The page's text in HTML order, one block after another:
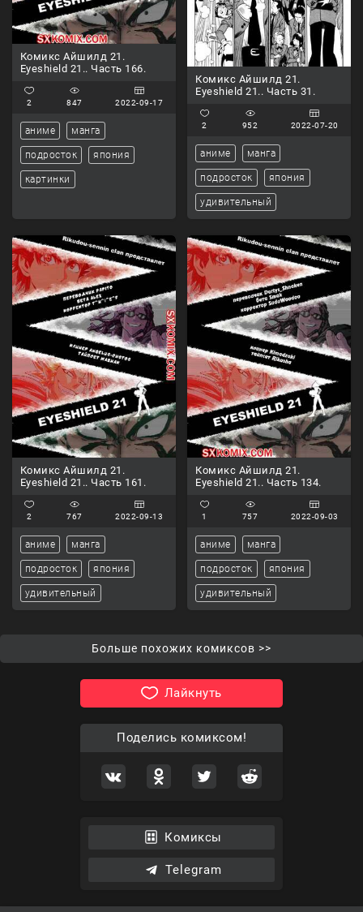
Комикс Айшилд 21.
Eyeshield 21.. Часть 166.
2 847 2022-09-17
аниме манга
подросток япония
картинки
Комикс Айшилд 21.
Eyeshield 21.. Часть 31.
2 952 2022-07-20
аниме манга
подросток япония
удивительный
Комикс Айшилд 21.
Eyeshield 21.. Часть 161.
2 767 2022-09-13
аниме манга
подросток япония
удивительный
Комикс Айшилд 21.
Eyeshield 21.. Часть 134.
1 757 2022-09-03
аниме манга
подросток япония
удивительный
Больше похожих комиксов >>
Лайкнуть
Поделись комиксом!
Комиксы
Telegram